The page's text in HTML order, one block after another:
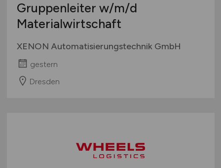
Gruppenleiter w/m/d
Materialwirtschaft
XENON Automatisierungstechnik GmbH
gestern
Dresden